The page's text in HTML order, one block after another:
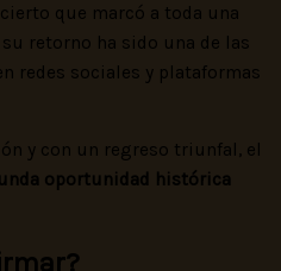
que marcó a toda una
retorno ha sido una de las
redes sociales y plataformas
y con un regreso triunfal, el
oportunidad histórica